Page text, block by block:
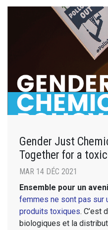
Gender Just
Together for a
MAR 14 DÉC 2021
Ensemble pour un
femmes ne sont pas sur
produits toxiques. C’est
biologiques et la